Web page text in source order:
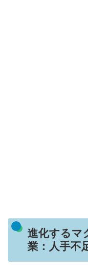
進化するマ
業：人手不